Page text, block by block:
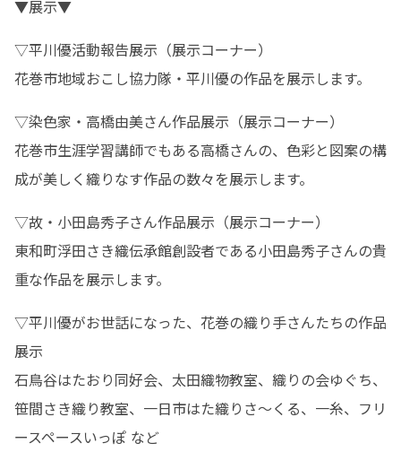
▼展示▼
▽平川優活動報告展示（展示コーナー）
花巻市地域おこし協力隊・平川優の作品を展示します。
▽染色家・高橋由美さん作品展示（展示コーナー）
花巻市生涯学習講師でもある高橋さんの、色彩と図案の構
成が美しく織りなす作品の数々を展示します。
▽故・小田島秀子さん作品展示（展示コーナー）
東和町浮田さき織伝承館創設者である小田島秀子さんの貴
重な作品を展示します。
▽平川優がお世話になった、花巻の織り手さんたちの作品
展示
石鳥谷はたおり同好会、太田織物教室、織りの会ゆぐち、
笹間さき織り教室、一日市はた織りさ～くる、一糸、フリ
ースペースいっぽ など